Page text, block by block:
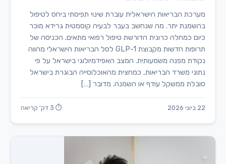
מערכת הבריאות הישראלית עוברת שינוי תפיסתי ביחס לטיפול
בהשמנת יתר. מה שנחשב בעבר לבעיה קוסמטית גרידא מוכר
כיום כמחלה כרונית הדורשת טיפול רפואי מתאים. הכניסה של
תרופות חדשות מקבוצת GLP-1 לסל הבריאות הישראלי מהווה
נקודת מפנה משמעותית. המצב האפידמיולוגי בישראל על פי
נתוני משרד הבריאות, כמחצית מהאוכלוסייה הבוגרת בישראל
סובלת ממשקל עודף או השמנה. מדובר […]
22 ביוני 2026 ⏱ 3 דק' קריאה